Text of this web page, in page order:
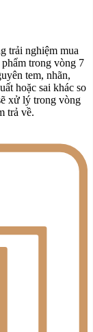
trải nghiệm mua
trong vòng 7
tem, nhãn,
hoặc sai khác so
xử lý trong vòng
trả về.